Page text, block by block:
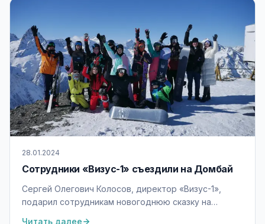
28.01.2024
Сотрудники «Визус-1» съездили на Домбай
Сергей Олегович Колосов, директор «Визус-1»,
подарил сотрудникам новогоднюю сказку на
Читать далее